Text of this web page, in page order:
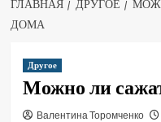
ГЛАВНАЯ ДРУГОЕ
ДОМА
Другое
Можно ли
Валентина Торомченко